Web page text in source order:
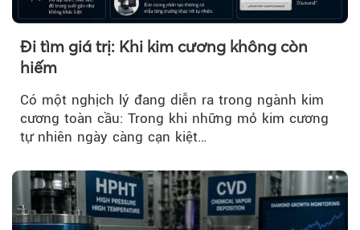
Đi tìm giá trị: Khi kim cương không còn
hiếm
Có một nghịch lý đang diễn ra trong ngành kim
cương toàn cầu: Trong khi những mỏ kim cương
tự nhiên ngày càng cạn kiệt…